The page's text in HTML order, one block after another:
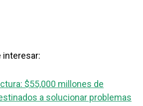
interesar:
$55,000 millones de
a solucionar problemas